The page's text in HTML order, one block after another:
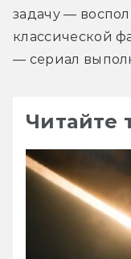
задачу —
классической
— сериал
Читайте